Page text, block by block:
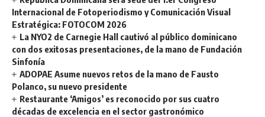
Internacional de Fotoperiodismo y Comunicación Visual
Estratégica: FOTOCOM 2026
La NYO2 de Carnegie Hall cautivó al público dominicano
con dos exitosas presentaciones, de la mano de Fundación
Sinfonía
ADOPAE Asume nuevos retos de la mano de Fausto
Polanco, su nuevo presidente
Restaurante ‘Amigos’ es reconocido por sus cuatro
décadas de excelencia en el sector gastronómico